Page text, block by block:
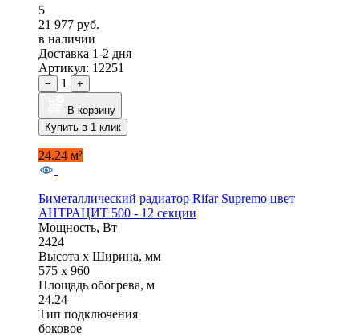
5
21 977 руб.
в наличии
Доставка 1-2 дня
Артикул: 12251
− 1 +
В корзину
Купить в 1 клик
24.24 м²
Биметаллический радиатор Rifar Supremo цвет
АНТРАЦИТ 500 - 12 секции
Мощность, Вт
2424
Высота x Ширина, мм
575 x 960
Площадь обогрева, м
24.24
Тип подключения
боковое